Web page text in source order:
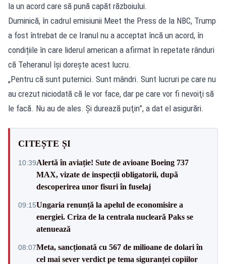
la un acord care să pună capăt războiului.
Duminică, în cadrul emisiunii Meet the Press de la NBC, Trump
a fost întrebat de ce Iranul nu a acceptat încă un acord, în
condițiile în care liderul american a afirmat în repetate rânduri
că Teheranul își dorește acest lucru.
„Pentru că sunt puternici. Sunt mândri. Sunt lucruri pe care nu
au crezut niciodată că le vor face, dar pe care vor fi nevoiţi să
le facă. Nu au de ales. Şi durează puţin”, a dat el asigurări.
CITEȘTE ȘI
10:39Alertă în aviație! Sute de avioane Boeing 737
MAX, vizate de inspecții obligatorii, după
descoperirea unor fisuri în fuselaj
09:15Ungaria renunță la apelul de economisire a
energiei. Criza de la centrala nucleară Paks se
atenuează
08:07Meta, sancționată cu 567 de milioane de dolari în
cel mai sever verdict pe tema siguranței copiilor